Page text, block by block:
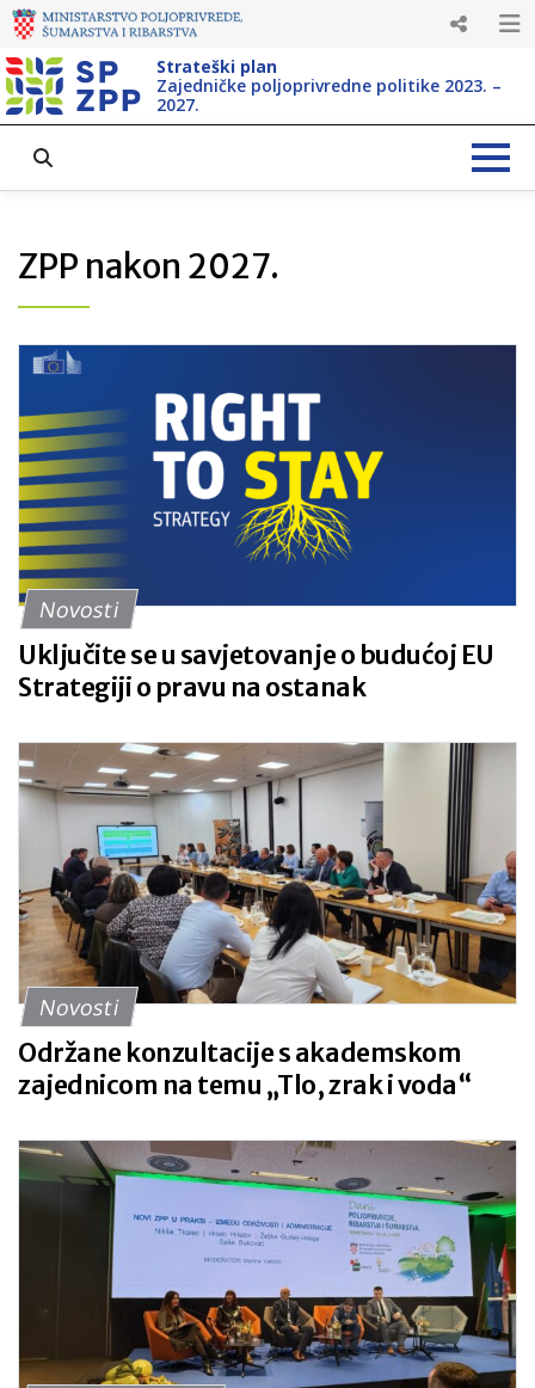
Strateški plan
Zajedničke poljoprivredne politike 2023. –
2027.
ZPP nakon 2027.
Novosti
Uključite se u savjetovanje o budućoj EU
Strategiji o pravu na ostanak
Novosti
Održane konzultacije s akademskom
zajednicom na temu „Tlo, zrak i voda“